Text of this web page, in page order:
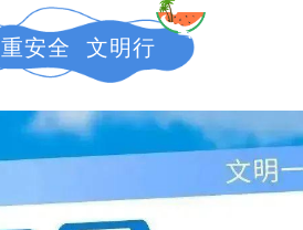
重安全 文明行